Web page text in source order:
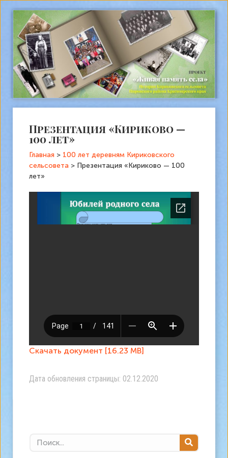
Презентация «Кириково —
100 лет»
Главная > 100 лет деревням Кириковского
сельсовета > Презентация «Кириково — 100
лет»
Скачать документ [16.23 MB]
Дата обновления страницы: 02.12.2020